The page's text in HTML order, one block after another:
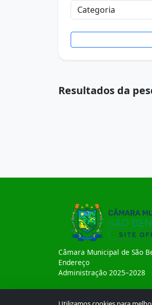
Resultados da
Câmara Municipal de São
Endereço
Administração 2025–2028